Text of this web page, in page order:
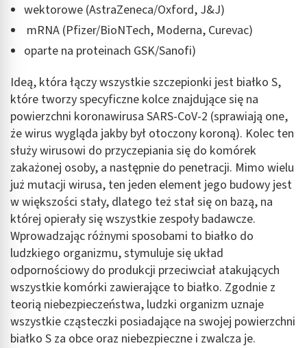
wektorowe (AstraZeneca/Oxford, J&J)
mRNA (Pfizer/BioNTech, Moderna, Curevac)
oparte na proteinach GSK/Sanofi)
Ideą, która łączy wszystkie szczepionki jest białko S,
które tworzy specyficzne kolce znajdujące się na
powierzchni koronawirusa SARS-CoV-2 (sprawiają one,
że wirus wygląda jakby był otoczony koroną). Kolec ten
służy wirusowi do przyczepiania się do komórek
zakażonej osoby, a następnie do penetracji. Mimo wielu
już mutacji wirusa, ten jeden element jego budowy jest
w większości stały, dlatego też stał się on bazą, na
której opierały się wszystkie zespoły badawcze.
Wprowadzając różnymi sposobami to białko do
ludzkiego organizmu, stymuluje się układ
odpornościowy do produkcji przeciwciał atakujących
wszystkie komórki zawierające to białko. Zgodnie z
teorią niebezpieczeństwa, ludzki organizm uznaje
wszystkie cząsteczki posiadające na swojej powierzchni
białko S za obce oraz niebezpieczne i zwalcza je.